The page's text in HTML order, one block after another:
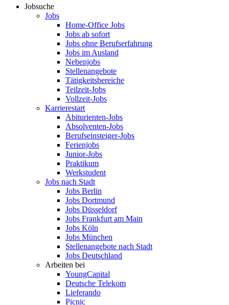
Jobsuche
Jobs
Home-Office Jobs
Jobs ab sofort
Jobs ohne Berufserfahrung
Jobs im Ausland
Nebenjobs
Stellenangebote
Tätigkeitsbereiche
Teilzeit-Jobs
Vollzeit-Jobs
Karrierestart
Abiturienten-Jobs
Absolventen-Jobs
Berufseinsteiger-Jobs
Ferienjobs
Junior-Jobs
Praktikum
Werkstudent
Jobs nach Stadt
Jobs Berlin
Jobs Dortmund
Jobs Düsseldorf
Jobs Frankfurt am Main
Jobs Köln
Jobs München
Stellenangebote nach Stadt
Jobs Deutschland
Arbeiten bei
YoungCapital
Deutsche Telekom
Lieferando
Picnic